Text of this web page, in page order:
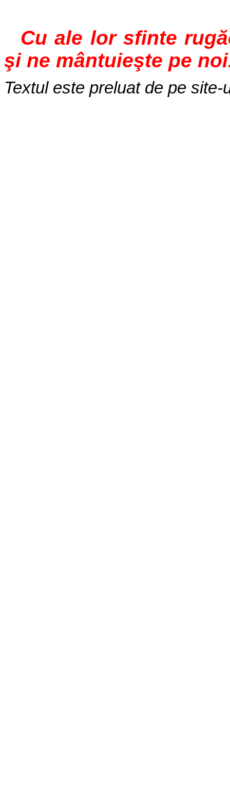
Cu ale lor sfinte
şi ne mântuieşte pe
Textul este preluat de pe